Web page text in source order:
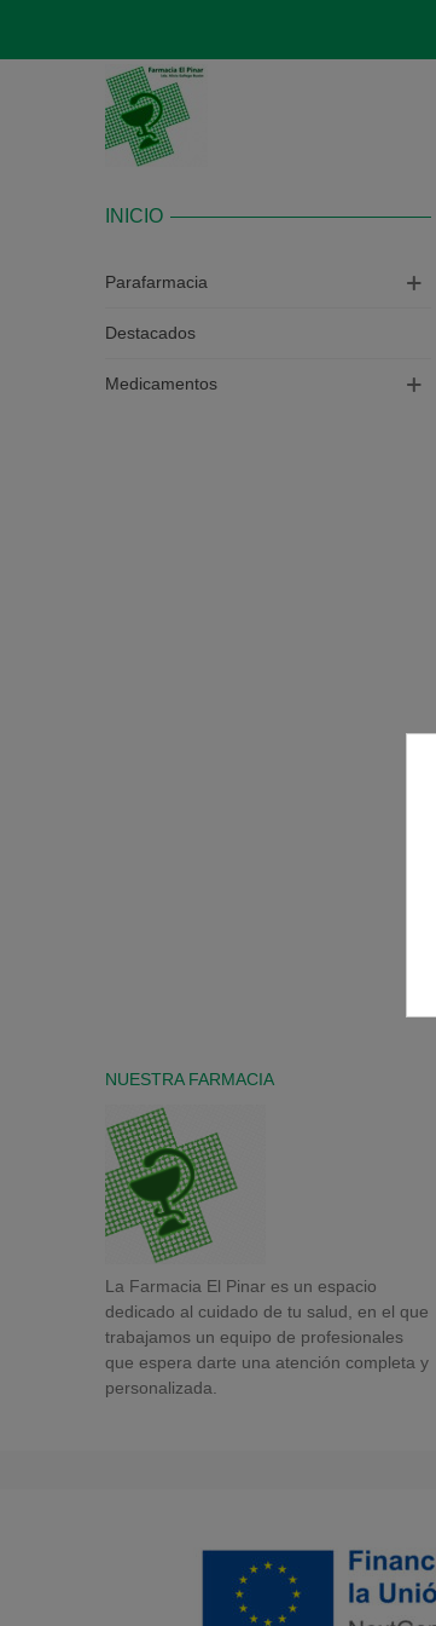
INICIO
Parafarmacia
Destacados
Medicamentos
NUESTRA FARMACIA
La Farmacia El Pinar es un espacio
dedicado al cuidado de tu salud, en el que
trabajamos un equipo de profesionales
que espera darte una atención completa y
personalizada.